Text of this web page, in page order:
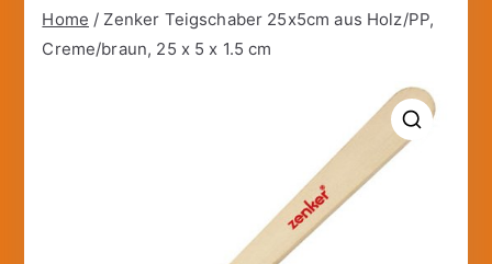
Home / Zenker Teigschaber 25x5cm aus Holz/PP,
Creme/braun, 25 x 5 x 1.5 cm
🔍